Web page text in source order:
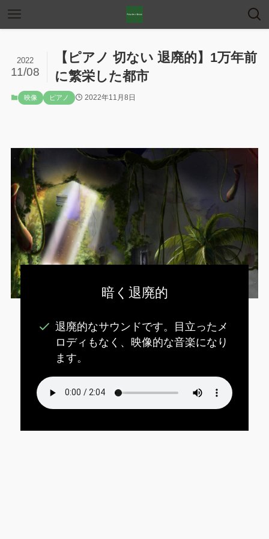
【ピアノ 切ない 退廃的】1万年前
に繁栄した都市
2022
11/08
映像 ピアノ 2022年11月8日
暗く退廃的
退廃的なサウンドです。目立ったメ
ロディもなく、映像的な音楽になり
ます。